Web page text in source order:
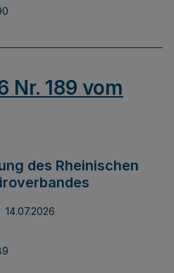
Nr. 189 vom
des Rheinischen
14.07.2026